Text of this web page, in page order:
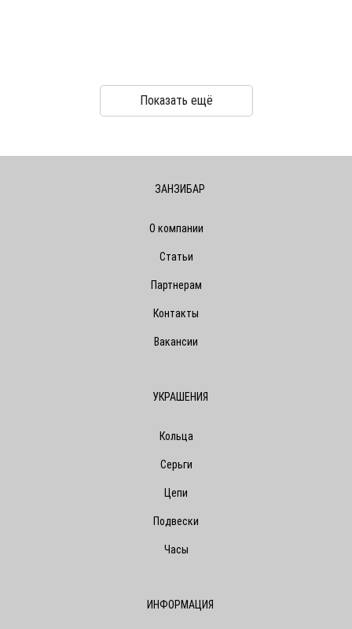
Показать ещё
ЗАНЗИБАР
О компании
Статьи
Партнерам
Контакты
Вакансии
УКРАШЕНИЯ
Кольца
Серьги
Цепи
Подвески
Часы
ИНФОРМАЦИЯ